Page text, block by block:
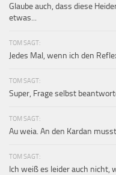
Glaube auch, dass diese
etwas...
TOM SAGT:
Jedes Mal, wenn ich den
TOM SAGT:
Super, Frage selbst
TOM SAGT:
Au weia. An den Kardan
TOM SAGT:
Ich weiß es leider auch nicht,